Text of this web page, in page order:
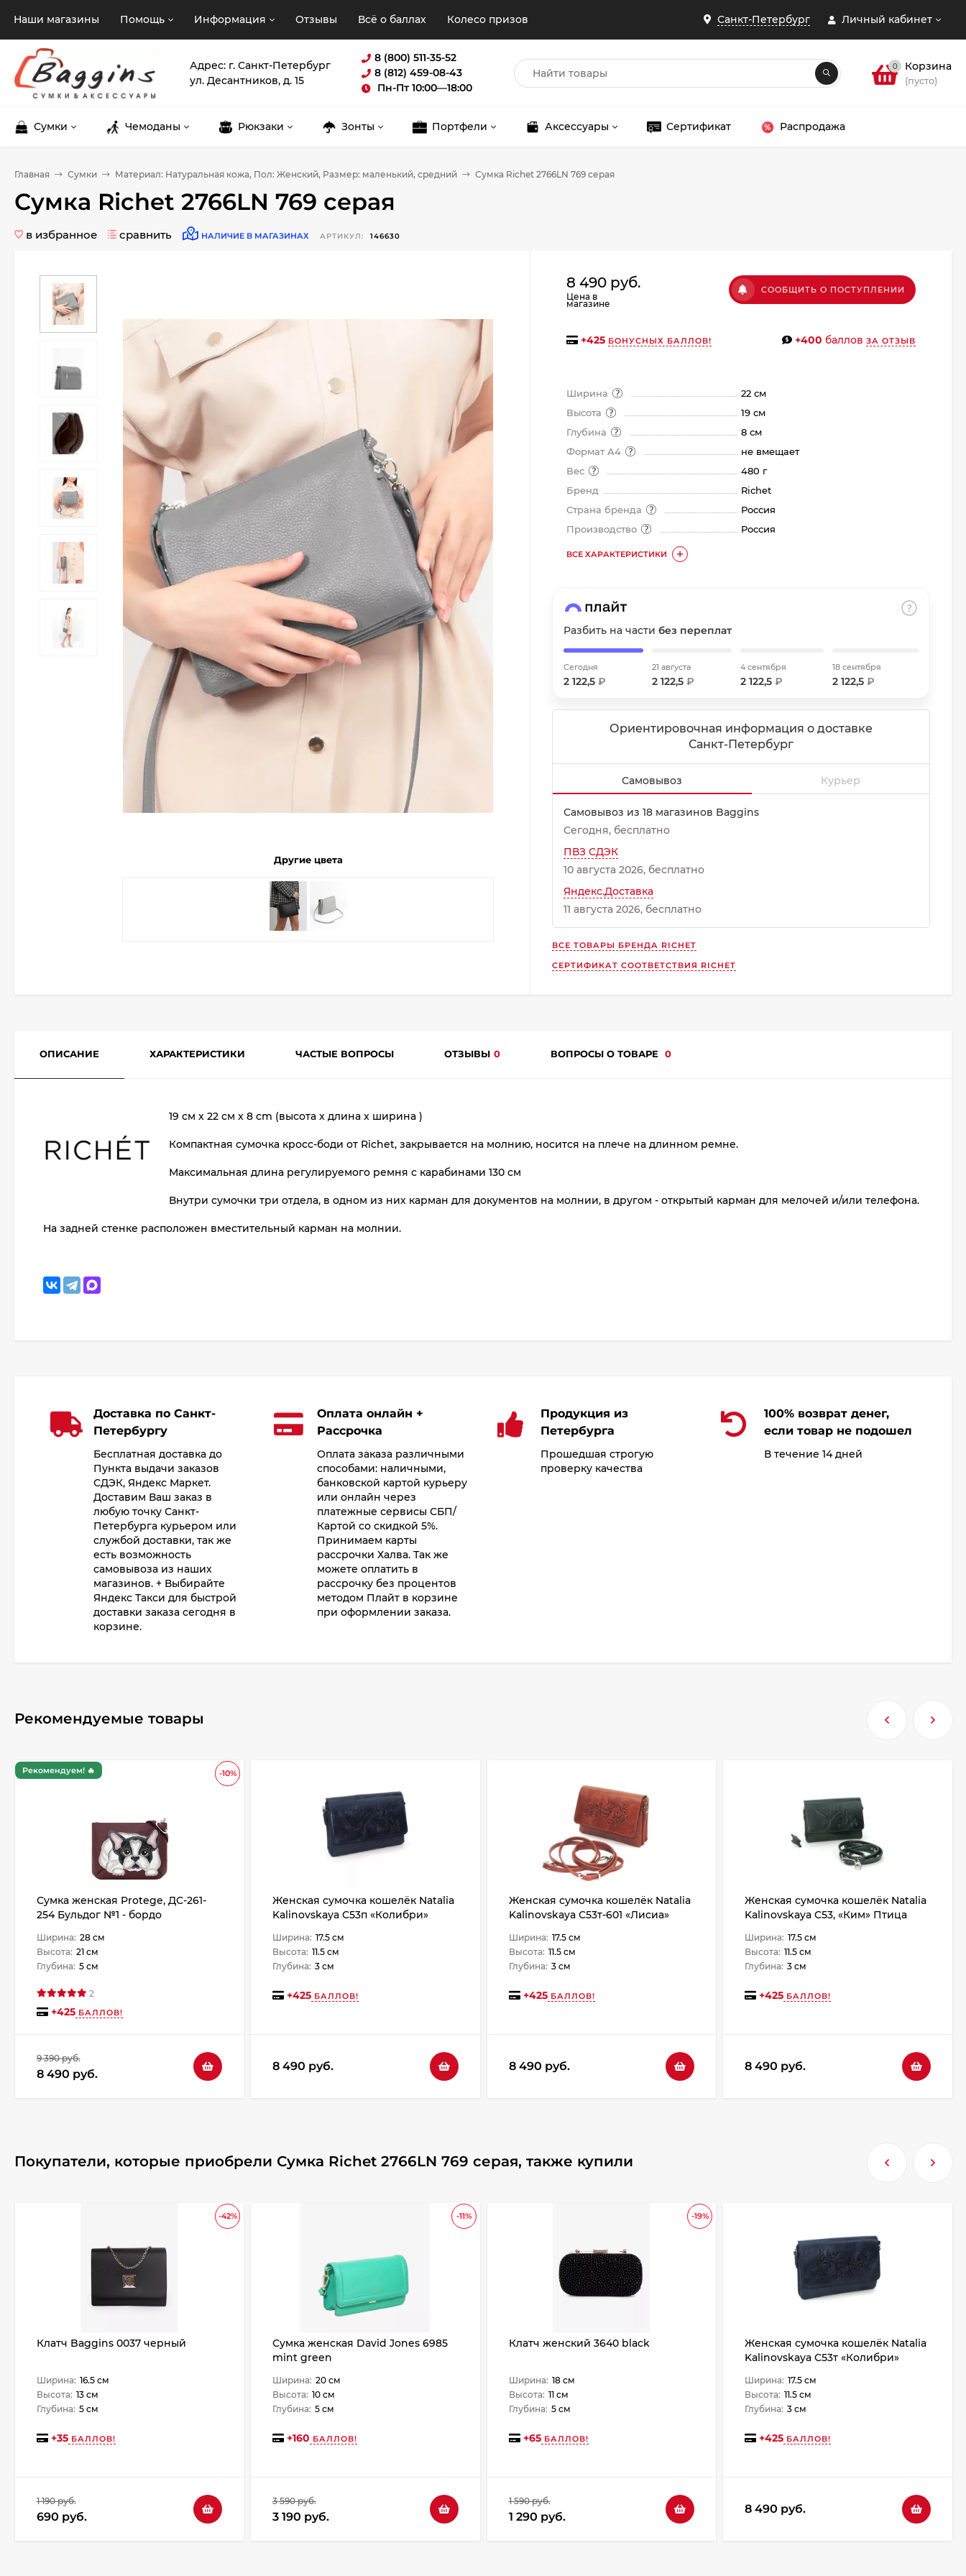
Санкт-Петербург Личный кабинет
Наши магазины Помощь Информация Отзывы Всё о баллах Колесо призов
Адрес: г. Санкт-Петербург
ул. Десантников, д. 15
8 (800) 511-35-52
8 (812) 459-08-43
Пн-Пт 10:00—18:00
0 Корзина
(пусто)
Сумки Чемоданы Рюкзаки Зонты Портфели Аксессуары Сертификат Распродажа
Главная Сумки Материал: Натуральная кожа, Пол: Женский, Размер: маленький, средний Сумка Richet 2766LN 769 серая
Сумка Richet 2766LN 769 серая
в избранное сравнить НАЛИЧИЕ В МАГАЗИНАХ АРТИКУЛ: 146630
Другие цвета
8 490 руб.
Цена в
магазине
СООБЩИТЬ О ПОСТУПЛЕНИИ
+425 БОНУСНЫХ БАЛЛОВ! +400 баллов ЗА ОТЗЫВ
Ширина
22 см
Высота
19 см
Глубина
8 см
Формат А4
не вмещает
Вес
480 г
Бренд
Richet
Страна бренда
Россия
Производство
Россия
ВСЕ ХАРАКТЕРИСТИКИ
Разбить на частибез переплат
Сегодня
2 122,5₽
21 августа
2 122,5₽
4 сентября
2 122,5₽
18 сентября
2 122,5₽
Ориентировочная информация о доставке
Санкт-Петербург
Самовывоз Курьер
Самовывоз из 18 магазинов Baggins
Сегодня
Бесплатно
ПВЗ СДЭК
10 августа 2026
Бесплатно
Яндекс.Доставка
11 августа 2026
Бесплатно
ВСЕ ТОВАРЫ БРЕНДА RICHET
СЕРТИФИКАТ СООТВЕТСТВИЯ RICHET
ОПИСАНИЕ ХАРАКТЕРИСТИКИ ЧАСТЫЕ ВОПРОСЫ ОТЗЫВЫ 0 ВОПРОСЫ О ТОВАРЕ 0
19 см x 22 см x 8 cm (высота x длина x ширина )
Компактная сумочка кросс-боди от Richet, закрывается на молнию, носится на плече на длинном ремне.
Максимальная длина регулируемого ремня с карабинами 130 см
Внутри сумочки три отдела, в одном из них карман для документов на молнии, в другом - открытый карман для мелочей и/или телефона.
На задней стенке расположен вместительный карман на молнии.
Разбейте
оплату
без переплат
График платежей
Сегодня
Добавляйте товары в корзину
Оплачивайте сегодня только
25 % картой любого банка
Получайте товар выбранный способом
Оставшиеся
с вашей карты
раз в
раз
8 800 302-02-51
Доставка по Санкт-
Петербургу
Бесплатная доставка до
Пункта выдачи заказов
СДЭК, Яндекс Маркет.
Доставим Ваш заказ в
любую точку Санкт-
Петербурга курьером или
службой доставки, так же
есть возможность
самовывоза из наших
магазинов. + Выбирайте
Яндекс Такси для быстрой
доставки заказа сегодня в
корзине.
Оплата онлайн +
Рассрочка
Оплата заказа различными
способами: наличными,
банковской картой курьеру
или онлайн через
платежные сервисы СБП/
Картой со скидкой 5%.
Принимаем карты
рассрочки Халва. Так же
можете оплатить в
рассрочку без процентов
методом Плайт в корзине
при оформлении заказа.
Продукция из
Петербурга
Прошедшая строгую
проверку качества
100% возврат денег,
если товар не подошел
В течение 14 дней
Рекомендуемые товары
-10%
Рекомендуем! 🔥
Сумка женская Protege, ДС-261-
254 Бульдог №1 - бордо
Ширина: 28 см
Высота: 21 см
Глубина: 5 см
2
+425БАЛЛОВ!
9 390 руб.
8 490 руб.
Женская сумочка кошелёк Natalia
Kalinovskaya С53п «Колибри»
Ширина: 17.5 см
Высота: 11.5 см
Глубина: 3 см
+425 БАЛЛОВ!
8 490 руб.
Женская сумочка кошелёк Natalia
Kalinovskaya С53т-601 «Лисиа»
Ширина: 17.5 см
Высота: 11.5 см
Глубина: 3 см
+425БАЛЛОВ!
8 490 руб.
Женская сумочка кошелёк Natalia
Kalinovskaya С53, «Ким» Птица
Ширина: 17.5 см
Высота: 11.5 см
Глубина: 3 см
+425 БАЛЛОВ!
8 490 руб.
Покупатели, которые приобрели Сумка Richet 2766LN 769 серая, также купили
-42%
Клатч Baggins 0037 черный
Ширина: 16.5 см
Высота: 13 см
Глубина: 5 см
+35БАЛЛОВ!
1 190 руб.
690 руб.
-11%
Сумка женская David Jones 6985
mint green
Ширина: 20 см
Высота: 10 см
Глубина: 5 см
+160 БАЛЛОВ!
3 590 руб.
3 190 руб.
-19%
Клатч женский 3640 black
Ширина: 18 см
Высота: 11 см
Глубина: 5 см
+65БАЛЛОВ!
1 590 руб.
1 290 руб.
Женская сумочка кошелёк Natalia
Kalinovskaya С53т «Колибри»
Ширина: 17.5 см
Высота: 11.5 см
Глубина: 3 см
+425 БАЛЛОВ!
8 490 руб.